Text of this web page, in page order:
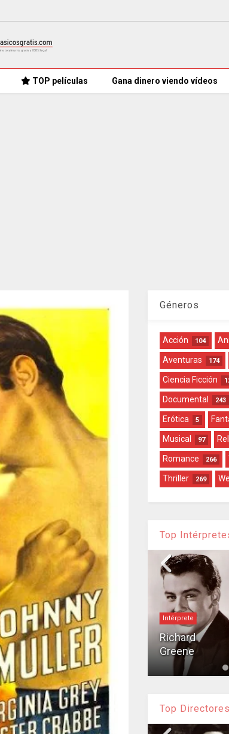
TOP películas Gana dinero viendo vídeos
Géneros
Acción 104
Aventuras 174
Ciencia Ficción
Documental 243
Erótica 5
Musical 97
Romance 266
Thriller 269
Top
Wheeler
Anne Baxter
Anne Baxter
Intérprete
Richard
Greene
Top Directores